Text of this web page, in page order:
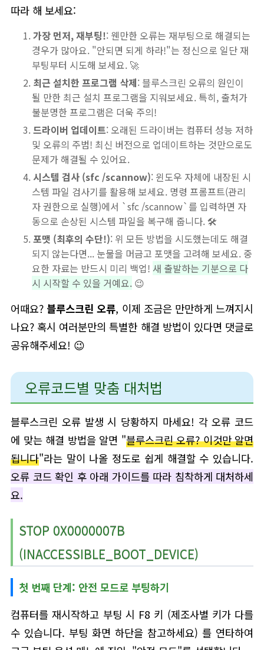
따라 해 보세요:
가장 먼저, 재부팅!: 웬만한 오류는 재부팅으로 해결되는
경우가 많아요. "안되면 되게 하라!"는 정신으로 일단 재
부팅부터 시도해 보세요. 🚀
최근 설치한 프로그램 삭제: 블루스크린 오류의 원인이
될 만한 최근 설치 프로그램을 지워보세요. 특히, 출처가
불분명한 프로그램은 더욱 주의!
드라이버 업데이트: 오래된 드라이버는 컴퓨터 성능 저하
및 오류의 주범! 최신 버전으로 업데이트하는 것만으로도
문제가 해결될 수 있어요.
시스템 검사 (sfc /scannow): 윈도우 자체에 내장된 시
스템 파일 검사기를 활용해 보세요. 명령 프롬프트(관리
자 권한으로 실행)에서 `sfc /scannow`를 입력하면 자
동으로 손상된 시스템 파일을 복구해 줍니다. 🛠️
포맷 (최후의 수단!): 위 모든 방법을 시도했는데도 해결
되지 않는다면... 눈물을 머금고 포맷을 고려해 보세요. 중
요한 자료는 반드시 미리 백업! 새 출발하는 기분으로 다
시 시작할 수 있을 거예요. 😉
어때요? 블루스크린 오류, 이제 조금은 만만하게 느껴지시
나요? 혹시 여러분만의 특별한 해결 방법이 있다면 댓글로
공유해주세요! 😉
오류코드별 맞춤 대처법
블루스크린 오류 발생 시 당황하지 마세요! 각 오류 코드
에 맞는 해결 방법을 알면 "블루스크린 오류? 이것만 알면
됩니다"라는 말이 나올 정도로 쉽게 해결할 수 있습니다.
오류 코드 확인 후 아래 가이드를 따라 침착하게 대처하세
요.
STOP 0X0000007B
(INACCESSIBLE_BOOT_DEVICE)
첫 번째 단계: 안전 모드로 부팅하기
컴퓨터를 재시작하고 부팅 시 F8 키 (제조사별 키가 다를
수 있습니다. 부팅 화면 하단을 참고하세요) 를 연타하여